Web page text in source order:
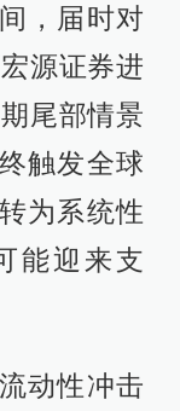
，届时对
源证券进
尾部情景
触发全球
为系统性
能迎来支
动性冲击